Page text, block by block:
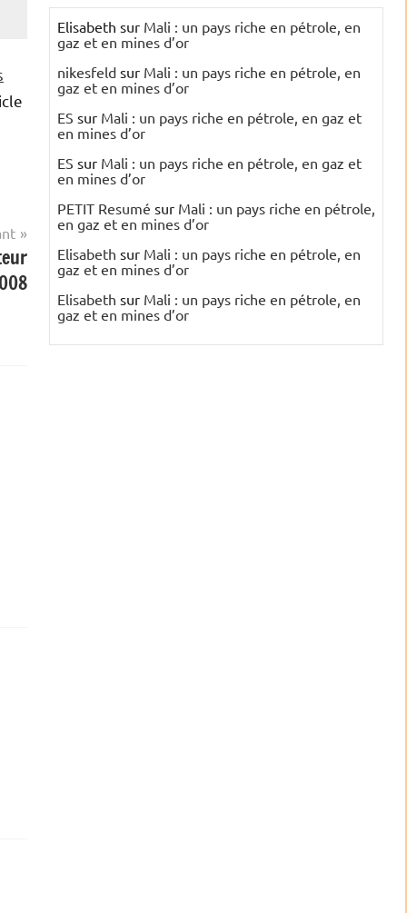
Elisabeth sur Mali : un pays riche en pétrole, en
gaz et en mines d’or
nikesfeld sur Mali : un pays riche en pétrole, en
gaz et en mines d’or
ES sur Mali : un pays riche en pétrole, en gaz et
en mines d’or
ES sur Mali : un pays riche en pétrole, en gaz et
en mines d’or
PETIT Resumé sur Mali : un pays riche en pétrole,
en gaz et en mines d’or
Elisabeth sur Mali : un pays riche en pétrole, en
gaz et en mines d’or
Elisabeth sur Mali : un pays riche en pétrole, en
gaz et en mines d’or